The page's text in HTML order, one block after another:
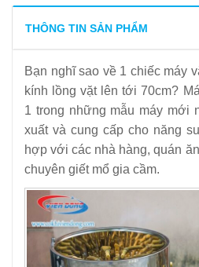
dẫn đầy đủ nhất
chất
11- Những hiện tượng khi vặt
- Máy vặt lông gà giá bao nhiêu
THÔNG TIN SẢN PHẨM
Bạn nghĩ sao về 1 chiếc máy
kính lồng vặt lên tới 70cm?
1 trong những mẫu máy mới
xuất và cung cấp cho năng
hợp với các nhà hàng, quán
chuyên giết mổ gia cầm.